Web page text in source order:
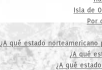
Isla de
Por
¿A qué estado
¿A qué
¿A qué